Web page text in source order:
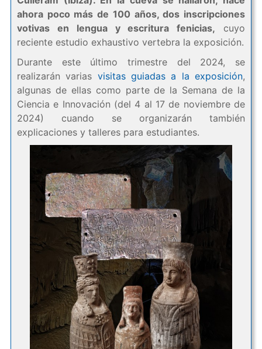
ahora poco más de 100 años, dos inscripciones
votivas en lengua y escritura fenicias, cuyo
reciente estudio exhaustivo vertebra la exposición.
Durante este último trimestre del 2024, se
realizarán varias visitas guiadas a la exposición,
algunas de ellas como parte de la Semana de la
Ciencia e Innovación (del 4 al 17 de noviembre de
2024) cuando se organizarán también
explicaciones y talleres para estudiantes.